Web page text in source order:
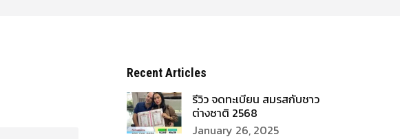
Recent Articles
รีวิว จดทะเบียน สมรสกับชาว
ต่างชาติ 2568
January 26, 2025